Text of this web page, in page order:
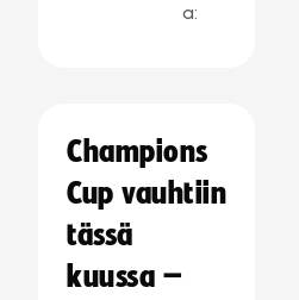
a:
Champions
Cup vauhtiin
tässä
kuussa –